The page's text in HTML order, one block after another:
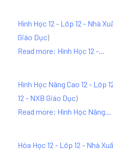
Hình Học 12 - Lớp 12 - Nhà
Giáo Dục)
Read more: Hình Học 12 -...
Hình Học Nâng Cao 12 - Lớp
12 - NXB Giáo Dục)
Read more: Hình Học Nâng...
Hóa Học 12 - Lớp 12 - Nhà